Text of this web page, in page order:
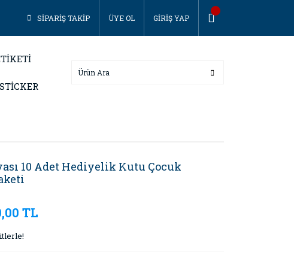
SİPARİŞ TAKİP ÜYE OL GİRİŞ YAP
10 Adet Hediyelik Kutu Çocuk
TL